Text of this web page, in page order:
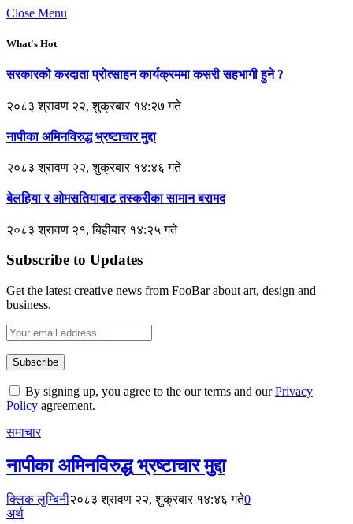
Close Menu
What's Hot
सरकारको करदाता प्रोत्साहन कार्यक्रममा कसरी सहभागी हुने ?
२०८३ श्रावण २२, शुक्रबार १४:२७ गते
नापीका अमिनविरुद्ध भ्रष्टाचार मुद्दा
२०८३ श्रावण २२, शुक्रबार १४:४६ गते
बेलहिया र ओमसतियाबाट तस्करीका सामान बरामद
२०८३ श्रावण २१, बिहीबार १४:२५ गते
Subscribe to Updates
Get the latest creative news from FooBar about art, design and
business.
By signing up, you agree to the our terms and ourPrivacy
Policy agreement.
समाचार
नापीका अमिनविरुद्ध भ्रष्टाचार मुद्दा
क्लिक लुम्बिनी२०८३ श्रावण २२, शुक्रबार १४:४६ गते0
अर्थ